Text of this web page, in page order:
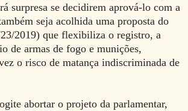
surpresa se decidirem aprová-lo com a
seja acolhida uma proposta do
2019) que flexibiliza o registro, a
de armas de fogo e munições,
o risco de matança indiscriminada de
abortar o projeto da parlamentar,